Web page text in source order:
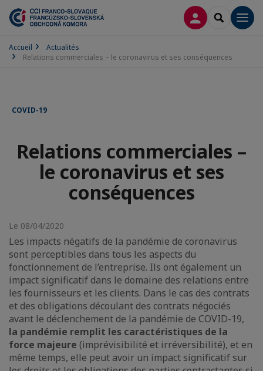
CONNEXION
Accueil
Actualités
Relations commerciales – le coronavirus et ses conséquences
COVID-19
Relations commerciales –
le coronavirus et ses
conséquences
Le 08/04/2020
Les impacts négatifs de la pandémie de coronavirus
sont perceptibles dans tous les aspects du
fonctionnement de l’entreprise. Ils ont également un
impact significatif dans le domaine des relations entre
les fournisseurs et les clients. Dans le cas des contrats
et des obligations découlant des contrats négociés
avant le déclenchement de la pandémie de COVID-19,
la pandémie remplit les caractéristiques de la
force majeure (imprévisibilité et irréversibilité), et en
même temps, elle peut avoir un impact significatif sur